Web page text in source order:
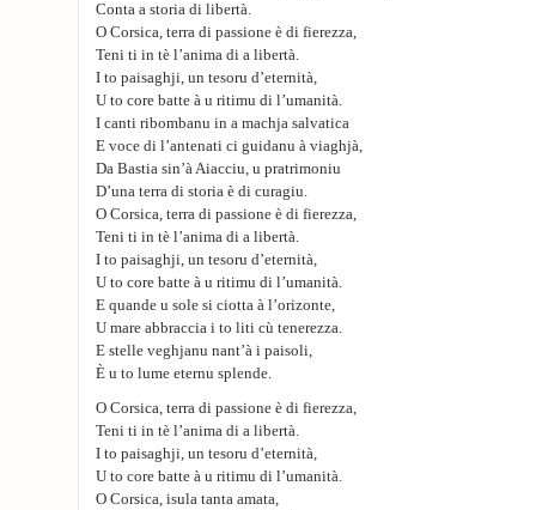
Conta a storia di libertà.
O Corsica, terra di passione è di fierezza,
Teni ti in tè l’anima di a libertà.
I to paisaghji, un tesoru d’eternità,
U to core batte à u ritimu di l’umanità.
I canti ribombanu in a machja salvatica
E voce di l’antenati ci guidanu à viaghjà,
Da Bastia sin’à Aiacciu, u pratrimoniu
D’una terra di storia è di curagiu.
O Corsica, terra di passione è di fierezza,
Teni ti in tè l’anima di a libertà.
I to paisaghji, un tesoru d’eternità,
U to core batte à u ritimu di l’umanità.
E quande u sole si ciotta à l’orizonte,
U mare abbraccia i to liti cù tenerezza.
E stelle veghjanu nant’à i paisoli,
È u to lume eternu splende.
O Corsica, terra di passione è di fierezza,
Teni ti in tè l’anima di a libertà.
I to paisaghji, un tesoru d’eternità,
U to core batte à u ritimu di l’umanità.
O Corsica, isula tanta amata,